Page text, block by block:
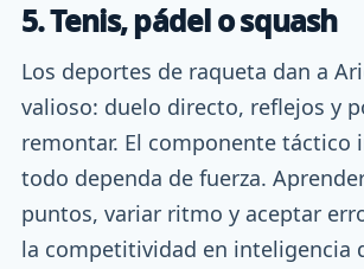
5. Tenis, pádel o squash
Los deportes de raqueta dan a
valioso: duelo directo, reflejos y
remontar. El componente táctico
todo dependa de fuerza.
puntos, variar ritmo y aceptar
la competitividad en inteligencia